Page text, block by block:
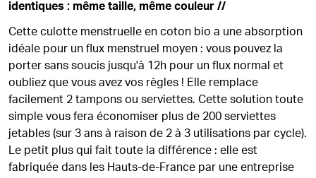
identiques : même taille, même couleur //
Cette culotte menstruelle en coton bio a une absorption
idéale pour un flux menstruel moyen : vous pouvez la
porter sans soucis jusqu'à 12h pour un flux normal et
oubliez que vous avez vos règles ! Elle remplace
facilement 2 tampons ou serviettes. Cette solution toute
simple vous fera économiser plus de 200 serviettes
jetables (sur 3 ans à raison de 2 à 3 utilisations par cycle).
Le petit plus qui fait toute la différence : elle est
fabriquée dans les Hauts-de-France par une entreprise